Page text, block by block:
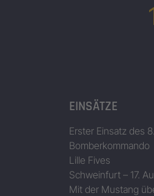
EINSÄTZE
Erster Einsatz des
Bomberkommando
Lille Fives
Schweinfurt – 17.
Mit der Mustang